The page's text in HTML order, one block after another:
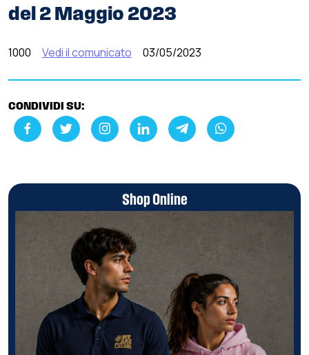
del 2 Maggio 2023
1000 Vedi il comunicato 03/05/2023
CONDIVIDI SU:
Shop Online